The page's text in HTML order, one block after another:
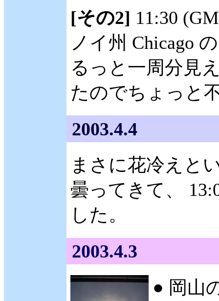
[その2] 11:30
ノイ州 Chicago
るっと一周分見
たのでちょっと
2003.4.4
まさに花冷えと
曇ってきて、
した。
2003.4.3
● 岡山